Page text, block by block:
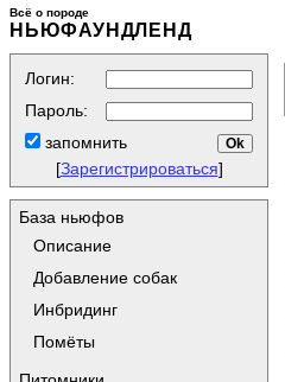
Всё о породе
НЬЮФАУНДЛЕНД
Логин:
Пароль:
запомнить
[Зарегистрироваться]
База ньюфов
Описание
Добавление собак
Инбридинг
Помёты